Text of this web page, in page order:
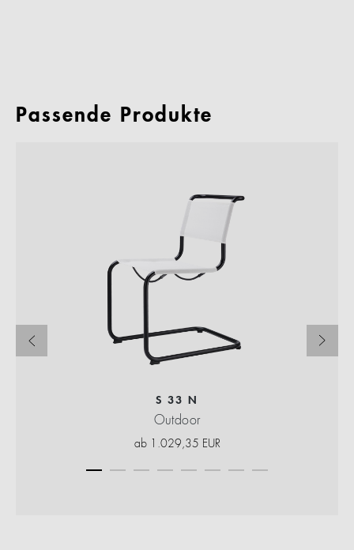
Passende Produkte
S 33 N
Outdoor
ab 1.029,35 EUR